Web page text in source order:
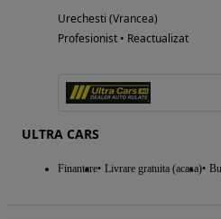
Urechesti (Vrancea)
Profesionist • Reactualizat
ULTRA CARS
Finantare Livrare gratuita (acasa)